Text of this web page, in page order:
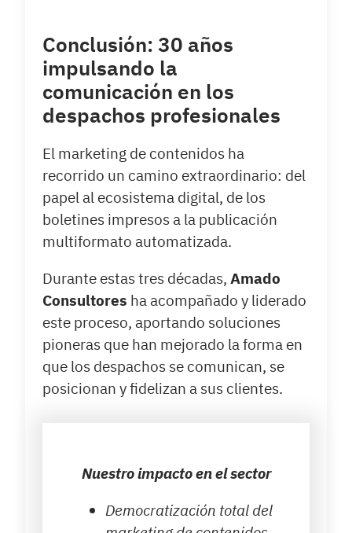
Conclusión: 30 años
impulsando la
comunicación en los
despachos profesionales
El marketing de contenidos ha
recorrido un camino extraordinario: del
papel al ecosistema digital, de los
boletines impresos a la publicación
multiformato automatizada.
Durante estas tres décadas,Amado
Consultores ha acompañado y liderado
este proceso, aportando soluciones
pioneras que han mejorado la forma en
que los despachos se comunican, se
posicionan y fidelizan a sus clientes.
Nuestro impacto en el sector
Democratización total del